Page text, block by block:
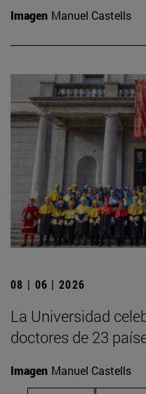
Imagen Manuel Castells
08 | 06 | 2026
La Universidad
doctores de 23
Imagen Manuel Castells